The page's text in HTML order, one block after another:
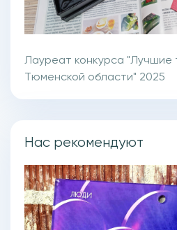
Лауреат конкурса "Лучшие
Тюменской области" 2025
Нас рекомендуют